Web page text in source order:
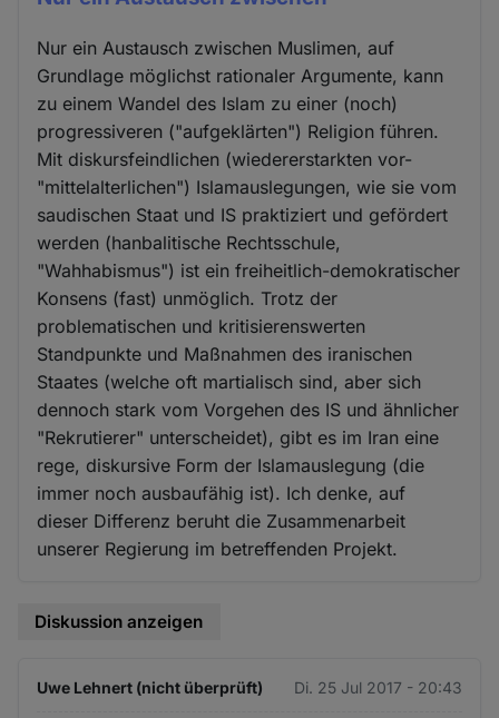
Nur ein Austausch zwischen Muslimen, auf
Grundlage möglichst rationaler Argumente, kann
zu einem Wandel des Islam zu einer (noch)
progressiveren ("aufgeklärten") Religion führen.
Mit diskursfeindlichen (wiedererstarkten vor-
"mittelalterlichen") Islamauslegungen, wie sie vom
saudischen Staat und IS praktiziert und gefördert
werden (hanbalitische Rechtsschule,
"Wahhabismus") ist ein freiheitlich-demokratischer
Konsens (fast) unmöglich. Trotz der
problematischen und kritisierenswerten
Standpunkte und Maßnahmen des iranischen
Staates (welche oft martialisch sind, aber sich
dennoch stark vom Vorgehen des IS und ähnlicher
"Rekrutierer" unterscheidet), gibt es im Iran eine
rege, diskursive Form der Islamauslegung (die
immer noch ausbaufähig ist). Ich denke, auf
dieser Differenz beruht die Zusammenarbeit
unserer Regierung im betreffenden Projekt.
Diskussion anzeigen
Uwe Lehnert (nicht überprüft) Di. 25 Jul 2017 - 20:43